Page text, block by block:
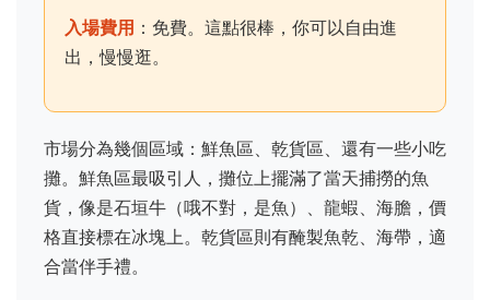
入場費用 ：免費。這點很棒，你可以自由進
出，慢慢逛。
市場分為幾個區域：鮮魚區、乾貨區、還有一些小吃
攤。鮮魚區最吸引人，攤位上擺滿了當天捕撈的魚
貨，像是石垣牛（哦不對，是魚）、龍蝦、海膽，價
格直接標在冰塊上。乾貨區則有醃製魚乾、海帶，適
合當伴手禮。